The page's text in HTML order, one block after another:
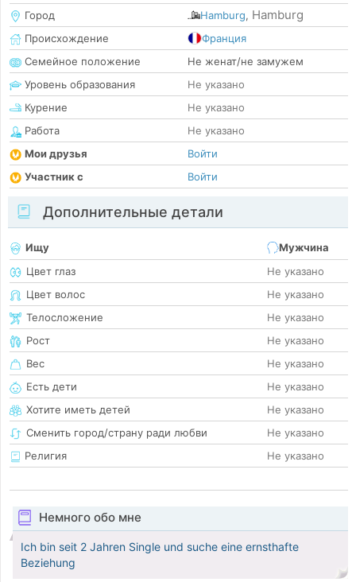
Город
Hamburg, Hamburg
Происхождение
Франция
Семейное положение
Не женат/не замужем
Уровень образования
Не указано
Курение
Не указано
Работа
Не указано
Мои друзья
Войти
Участник с
Войти
Дополнительные детали
Ищу
Мужчина
Цвет глаз
Не указано
Цвет волос
Не указано
Телосложение
Не указано
Рост
Не указано
Вес
Не указано
Есть дети
Не указано
Хотите иметь детей
Не указано
Сменить город/страну ради любви
Не указано
Религия
Не указано
Немного обо мне
Ich bin seit 2 Jahren Single und suche eine ernsthafte
Beziehung